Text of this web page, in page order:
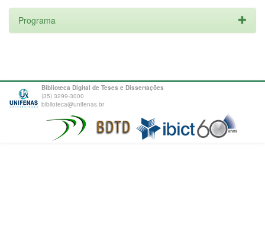
Programa
Biblioteca Digital de Teses e Dissertações
(35) 3299-3000
biblioteca@unifenas.br